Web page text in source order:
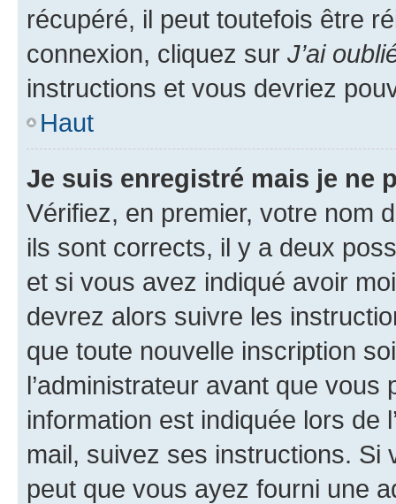
récupéré, il peut toutefois être
connexion, cliquez sur J’ai
instructions et vous devriez
Haut
Je suis enregistré mais je ne
Vérifiez, en premier, votre nom
ils sont corrects, il y a deux
et si vous avez indiqué avoir
devrez alors suivre les
que toute nouvelle inscription
l’administrateur avant que
information est indiquée lors de
mail, suivez ses instructions. Si
peut que vous ayez fourni une